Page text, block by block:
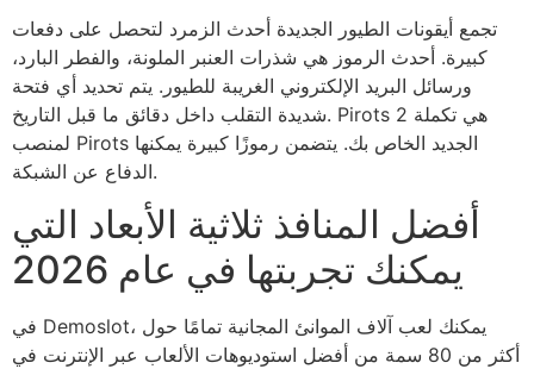
تجمع أيقونات الطيور الجديدة أحدث الزمرد لتحصل على دفعات
كبيرة. أحدث الرموز هي شذرات العنبر الملونة، والفطر البارد،
ورسائل البريد الإلكتروني الغريبة للطيور. يتم تحديد أي فتحة
شديدة التقلب داخل دقائق ما قبل التاريخ. Pirots 2 هي تكملة
لمنصب Pirots الجديد الخاص بك. يتضمن رموزًا كبيرة يمكنها
الدفاع عن الشبكة.
أفضل المنافذ ثلاثية الأبعاد التي
يمكنك تجربتها في عام 2026
في Demoslot، يمكنك لعب آلاف الموانئ المجانية تمامًا حول
أكثر من 80 سمة من أفضل استوديوهات الألعاب عبر الإنترنت في